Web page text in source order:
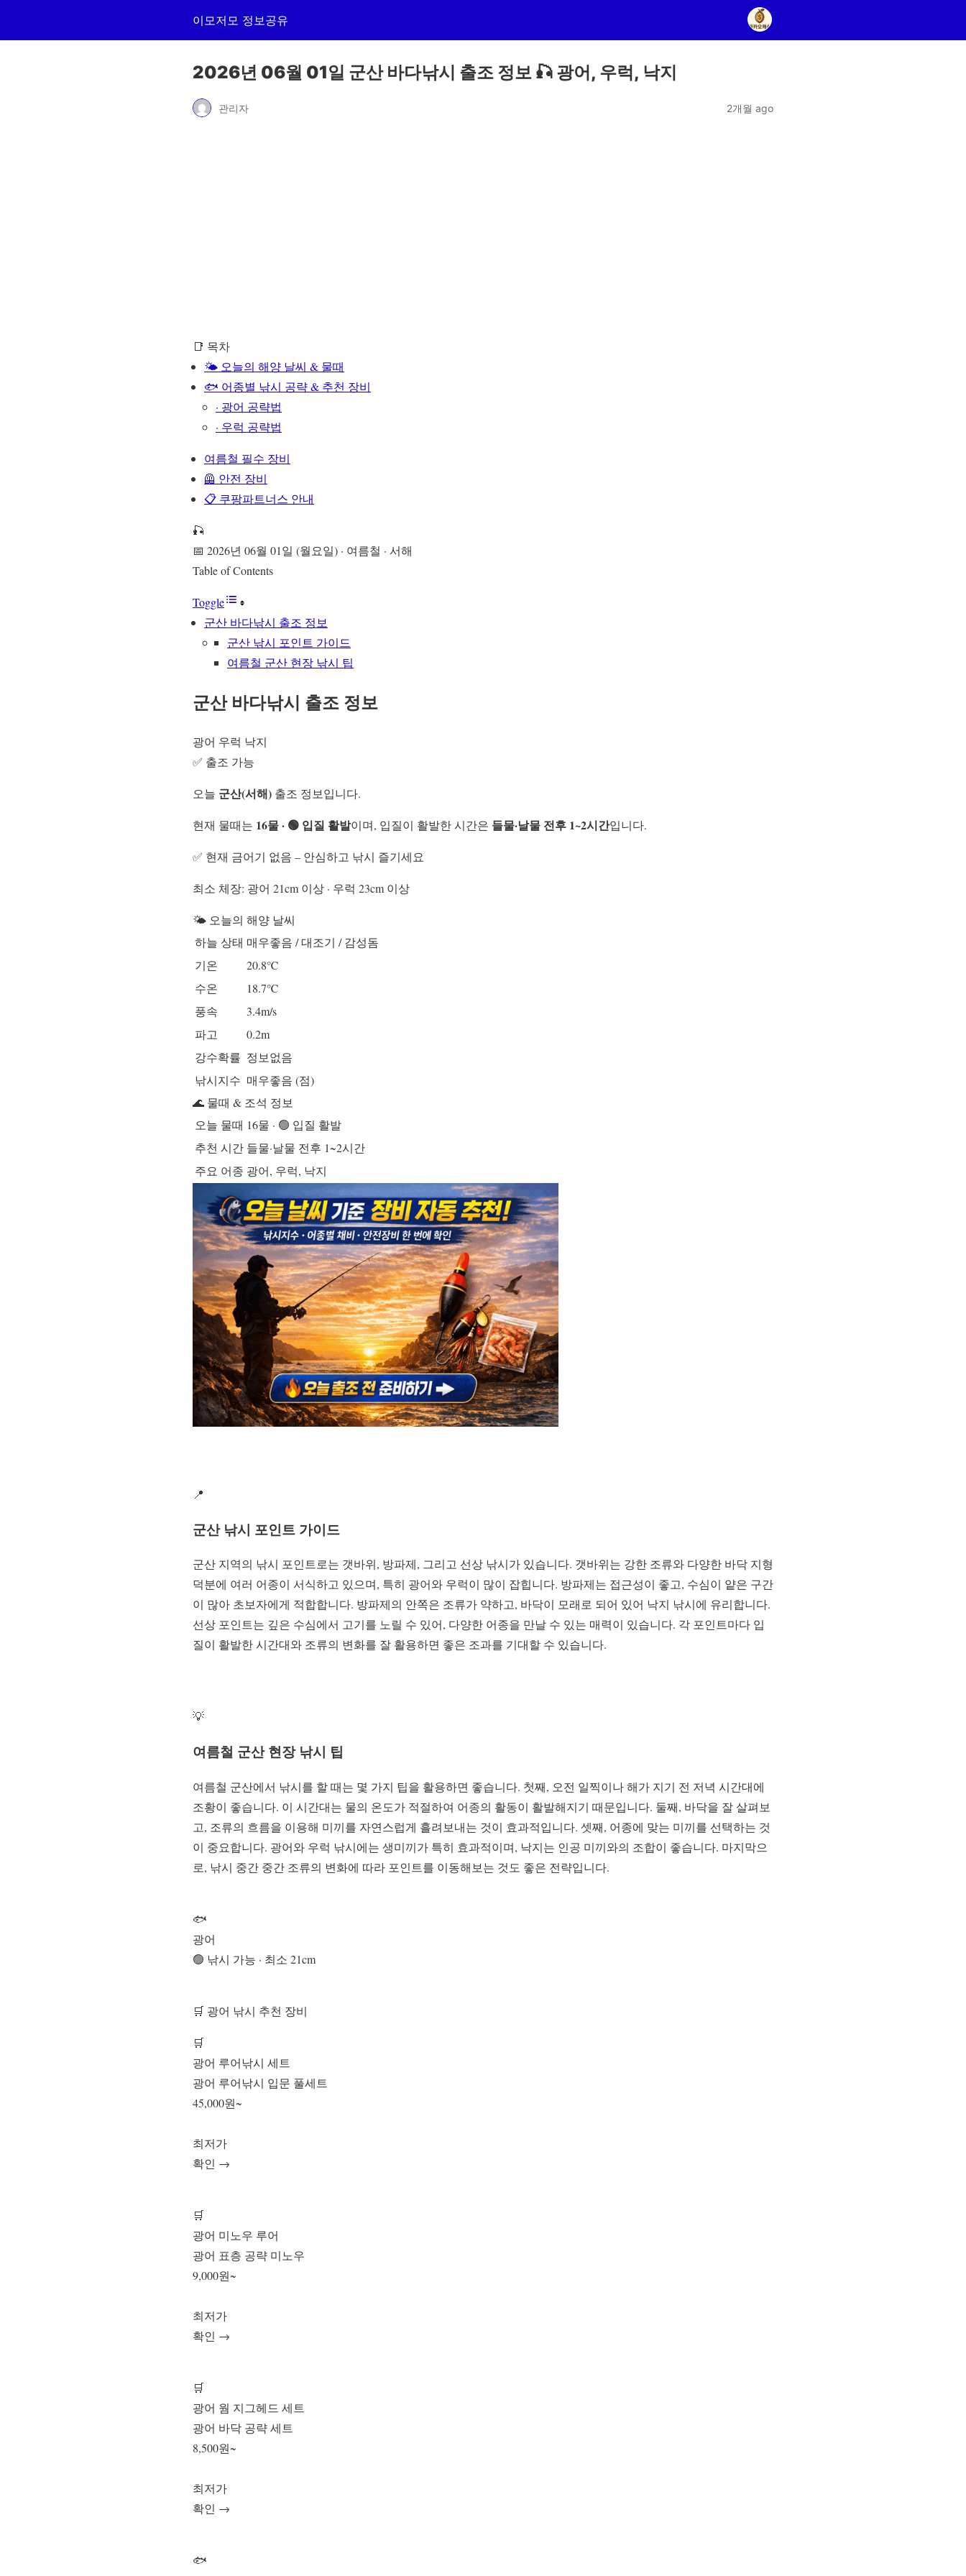
이모저모 정보공유
2026년 06월 01일 군산 바다낚시 출조 정보 🎣 광어, 우럭, 낙지
관리자 2개월 ago
📑 목차
🌤️ 오늘의 해양 날씨 & 물때
🐟 어종별 낚시 공략 & 추천 장비
· 광어 공략법
· 우럭 공략법
여름철 필수 장비
🦺 안전 장비
📋 쿠팡파트너스 안내
🎣
📅 2026년 06월 01일 (월요일) · 여름철 · 서해
Table of Contents
Toggle
군산 바다낚시 출조 정보
군산 낚시 포인트 가이드
여름철 군산 현장 낚시 팁
군산 바다낚시 출조 정보
광어 우럭 낙지
✅ 출조 가능
오늘 군산(서해) 출조 정보입니다.
현재 물때는 16물 · 🟢 입질 활발이며, 입질이 활발한 시간은 들물·날물 전후 1~2시간입니다.
✅ 현재 금어기 없음 – 안심하고 낚시 즐기세요
최소 체장: 광어 21cm 이상 · 우럭 23cm 이상
🌤️ 오늘의 해양 날씨
하늘 상태 매우좋음 / 대조기 / 감성돔
기온
20.8℃
수온
18.7℃
풍속
3.4m/s
파고
0.2m
강수확률 정보없음
낚시지수 매우좋음 (점)
🌊 물때 & 조석 정보
오늘 물때 16물 · 🟢 입질 활발
추천 시간 들물·날물 전후 1~2시간
주요 어종 광어, 우럭, 낙지
📍
군산 낚시 포인트 가이드
군산 지역의 낚시 포인트로는 갯바위, 방파제, 그리고 선상 낚시가 있습니다. 갯바위는 강한 조류와 다양한 바닥 지형
덕분에 여러 어종이 서식하고 있으며, 특히 광어와 우럭이 많이 잡힙니다. 방파제는 접근성이 좋고, 수심이 얕은 구간
이 많아 초보자에게 적합합니다. 방파제의 안쪽은 조류가 약하고, 바닥이 모래로 되어 있어 낙지 낚시에 유리합니다.
선상 포인트는 깊은 수심에서 고기를 노릴 수 있어, 다양한 어종을 만날 수 있는 매력이 있습니다. 각 포인트마다 입
질이 활발한 시간대와 조류의 변화를 잘 활용하면 좋은 조과를 기대할 수 있습니다.
💡
여름철 군산 현장 낚시 팁
여름철 군산에서 낚시를 할 때는 몇 가지 팁을 활용하면 좋습니다. 첫째, 오전 일찍이나 해가 지기 전 저녁 시간대에
조황이 좋습니다. 이 시간대는 물의 온도가 적절하여 어종의 활동이 활발해지기 때문입니다. 둘째, 바닥을 잘 살펴보
고, 조류의 흐름을 이용해 미끼를 자연스럽게 흘려보내는 것이 효과적입니다. 셋째, 어종에 맞는 미끼를 선택하는 것
이 중요합니다. 광어와 우럭 낚시에는 생미끼가 특히 효과적이며, 낙지는 인공 미끼와의 조합이 좋습니다. 마지막으
로, 낚시 중간 중간 조류의 변화에 따라 포인트를 이동해보는 것도 좋은 전략입니다.
🐟
광어
🟢 낚시 가능 · 최소 21cm
🛒 광어 낚시 추천 장비
🛒
광어 루어낚시 세트
광어 루어낚시 입문 풀세트
45,000원~
최저가
확인 →
🛒
광어 미노우 루어
광어 표층 공략 미노우
9,000원~
최저가
확인 →
🛒
광어 웜 지그헤드 세트
광어 바닥 공략 세트
8,500원~
최저가
확인 →
🐟